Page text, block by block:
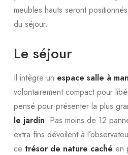
meubles hauts seront
du séjour.
Le séjour
Il intègre un espace salle à
volontairement compact pour
pensé pour présenter la plus
le jardin. Pas moins de 12
extra fins dévoilent à
ce trésor de nature caché en